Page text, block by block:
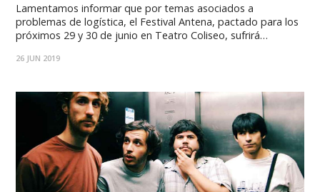
Lamentamos informar que por temas asociados a
problemas de logística, el Festival Antena, pactado para los
próximos 29 y 30 de junio en Teatro Coliseo, sufrirá
la banda escocesa The Jesus And Mary Chain, la cual
26 JUN 2019